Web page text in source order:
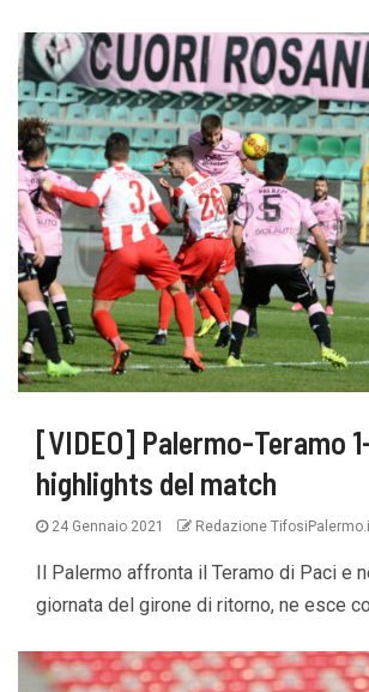
[VIDEO] Palermo-Teramo
highlights del match
24 Gennaio 2021 Redazione
Il Palermo affronta il Teramo di Paci e
giornata del girone di ritorno, ne esce